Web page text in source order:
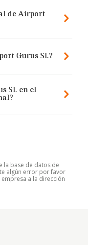
de Airport
Gurus Sl.?
Sl. en el
la base de datos de
algún error por favor
a la dirección